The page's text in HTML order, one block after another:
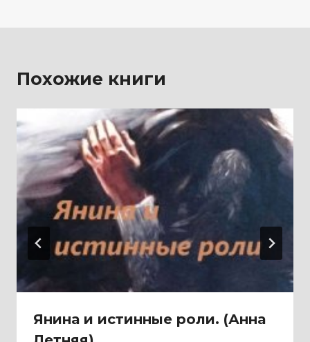
Похожие книги
Янина и истинные роли. (Анна